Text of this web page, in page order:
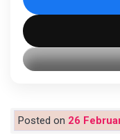
Posted on 26